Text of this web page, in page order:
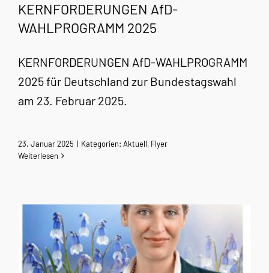
KERNFORDERUNGEN AfD-
WAHLPROGRAMM 2025
KERNFORDERUNGEN AfD-WAHLPROGRAMM
2025 für Deutschland zur Bundestagswahl
am 23. Februar 2025.
23. Januar 2025 | Kategorien: Aktuell, Flyer
Weiterlesen